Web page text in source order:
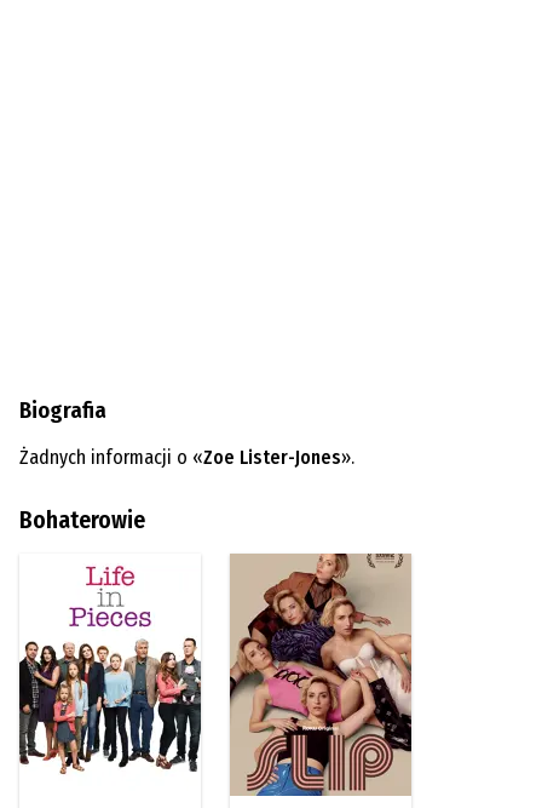
Biografia
Żadnych informacji o «Zoe Lister-Jones».
Bohaterowie